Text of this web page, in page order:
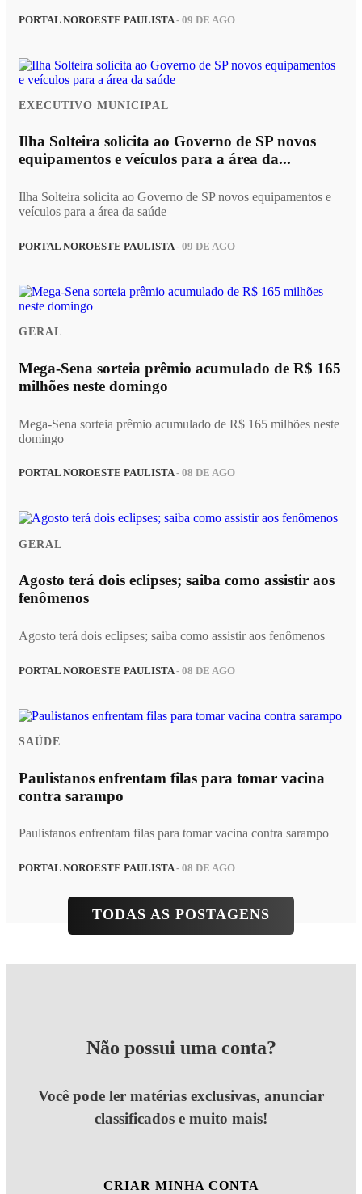
PORTAL NOROESTE PAULISTA- 09 DE AGO
EXECUTIVO MUNICIPAL
Ilha Solteira solicita ao Governo de SP novos
equipamentos e veículos para a área da...
Ilha Solteira solicita ao Governo de SP novos equipamentos e
veículos para a área da saúde
PORTAL NOROESTE PAULISTA- 09 DE AGO
GERAL
Mega-Sena sorteia prêmio acumulado de R$ 165
milhões neste domingo
Mega-Sena sorteia prêmio acumulado de R$ 165 milhões neste
domingo
PORTAL NOROESTE PAULISTA- 08 DE AGO
GERAL
Agosto terá dois eclipses; saiba como assistir aos
fenômenos
Agosto terá dois eclipses; saiba como assistir aos fenômenos
PORTAL NOROESTE PAULISTA- 08 DE AGO
SAÚDE
Paulistanos enfrentam filas para tomar vacina
contra sarampo
Paulistanos enfrentam filas para tomar vacina contra sarampo
PORTAL NOROESTE PAULISTA- 08 DE AGO
TODAS AS POSTAGENS
Não possui uma conta?
Você pode ler matérias exclusivas, anunciar
classificados e muito mais!
CRIAR MINHA CONTA